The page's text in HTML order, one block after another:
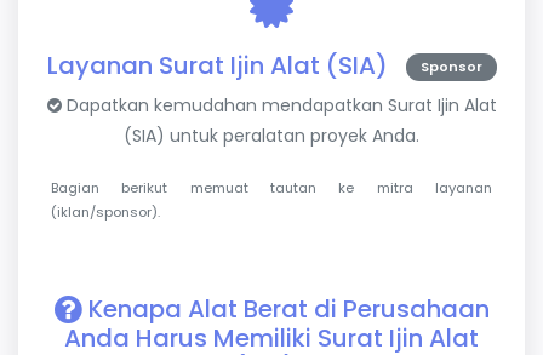
Layanan Surat Ijin Alat (SIA) Sponsor
Dapatkan kemudahan mendapatkan Surat Ijin Alat
(SIA) untuk peralatan proyek Anda.
Bagian berikut memuat tautan ke mitra layanan
(iklan/sponsor).
Kenapa Alat Berat di Perusahaan
Anda Harus Memiliki Surat Ijin Alat